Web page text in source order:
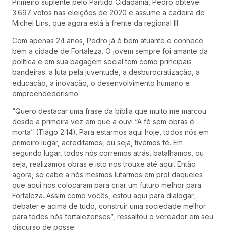
3.697 votos nas eleições de 2020 e assume a cadeira de
Michel Lins, que agora está à frente da regional III.
Com apenas 24 anos, Pedro já é bem atuante e conhece
bem a cidade de Fortaleza. O jovem sempre foi amante da
política e em sua bagagem social tem como principais
bandeiras: a luta pela juventude, a desburocratização, a
educação, a inovação, o desenvolvimento humano e
empreendedorismo.
“Quero destacar uma frase da bíblia que muito me marcou
desde a primeira vez em que a ouvi “A fé sem obras é
morta” (Tiago 2:14). Para estarmos aqui hoje, todos nós em
primeiro lugar, acreditamos, ou seja, tivemos fé. Em
segundo lugar, todos nós corremos atrás, batalhamos, ou
seja, realizamos obras e isto nos trouxe até aqui. Então
agora, so cabe a nós mesmos lutarmos em prol daqueles
que aqui nos colocaram para criar um futuro melhor para
Fortaleza. Assim como vocês, estou aqui para dialogar,
debater e acima de tudo, construir uma sociedade melhor
para todos nós fortalezenses”, ressaltou o vereador em seu
discurso de posse.